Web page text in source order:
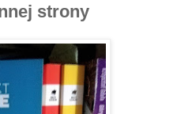
strony